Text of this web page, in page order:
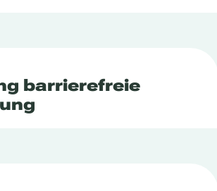
barrierefreie